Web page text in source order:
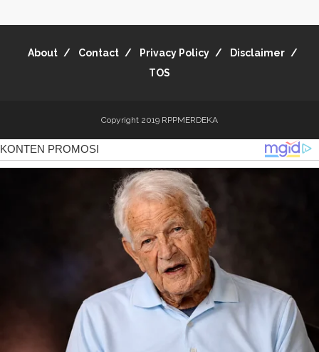
About Contact Privacy Policy
Disclaimer
TOS
Copyright 2019 RPPMERDEKA